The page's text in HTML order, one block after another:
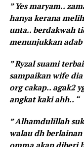
” Yes maryam..
hanya kerana
unta.. berdakwah
menunjukkan adab
” Ryzal suami
sampaikan wife
org cakap.. agak2
angkat kaki ahh.. “
” Alhamdulillah
walau dh